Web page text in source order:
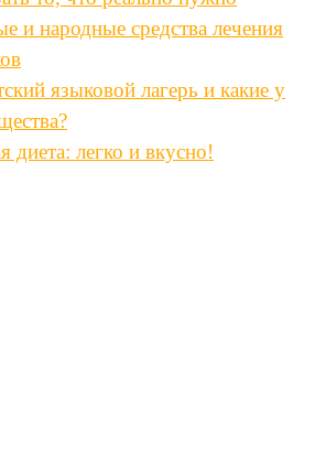
и народные средства лечения
языковой лагерь и какие у
диета: легко и вкусно!